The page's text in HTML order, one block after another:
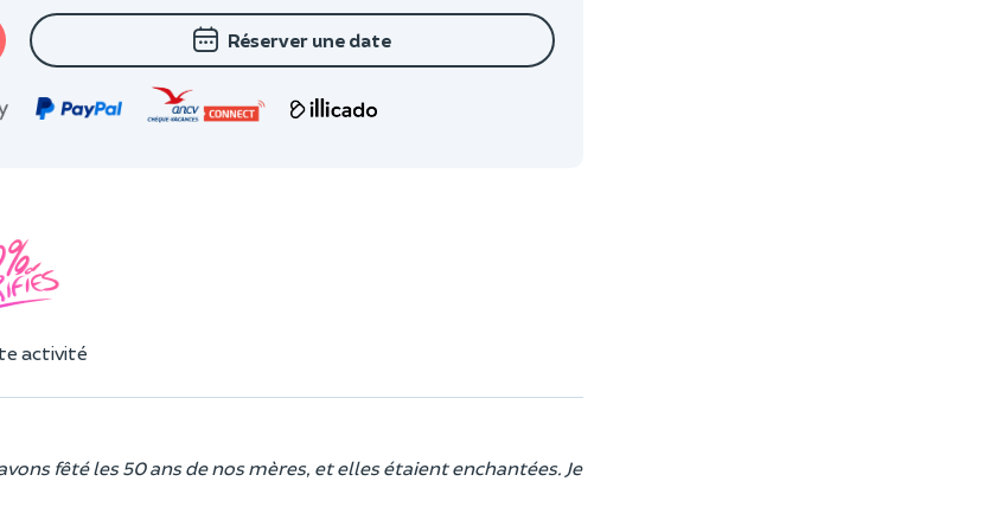
Réserver une date
activité
fêté les 50 ans de nos mères, et elles étaient enchantées. Je